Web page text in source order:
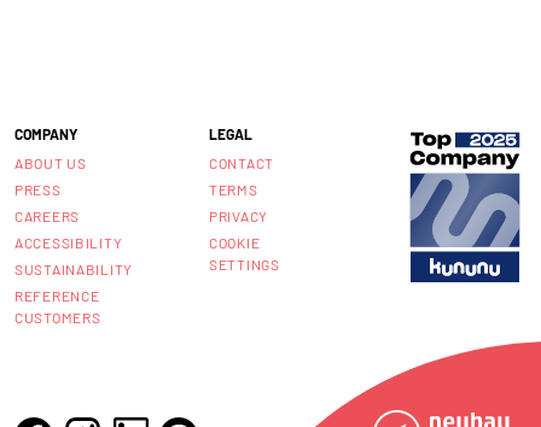
COMPANY
ABOUT US
PRESS
CAREERS
ACCESSIBILITY
SUSTAINABILITY
REFERENCE
CUSTOMERS
LEGAL
CONTACT
TERMS
PRIVACY
COOKIE
SETTINGS